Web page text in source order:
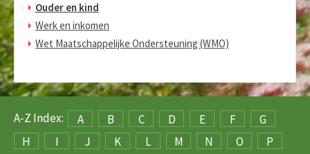
Ouder en kind
Werk en inkomen
Wet Maatschappelijke Ondersteuning (WMO)
A-Z Index: A B C D E F
G
H
I J K L M N O
P